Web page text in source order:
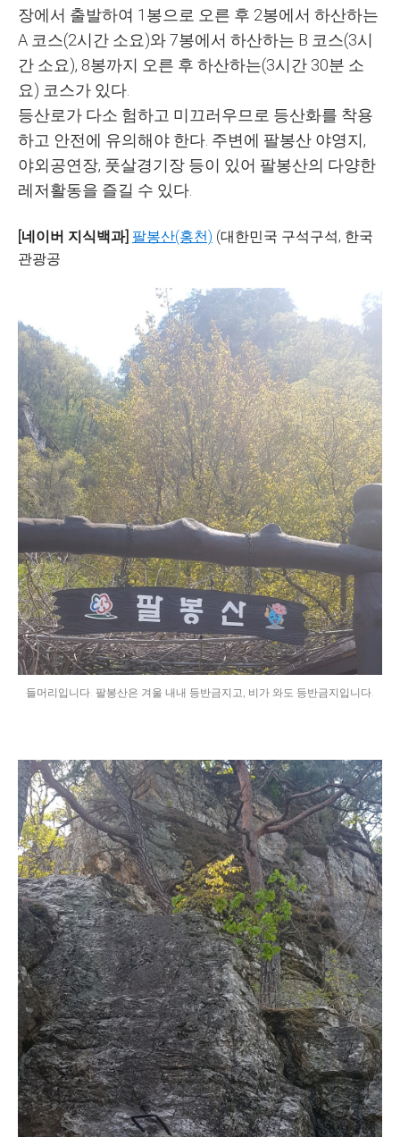
장에서 출발하여 1봉으로 오른 후 2봉에서 하산하는
A 코스(2시간 소요)와 7봉에서 하산하는 B 코스(3시
간 소요), 8봉까지 오른 후 하산하는(3시간 30분 소
요) 코스가 있다.
등산로가 다소 험하고 미끄러우므로 등산화를 착용
하고 안전에 유의해야 한다. 주변에 팔봉산 야영지,
야외공연장, 풋살경기장 등이 있어 팔봉산의 다양한
레저활동을 즐길 수 있다.
[네이버 지식백과] 팔봉산(홍천) (대한민국 구석구석, 한국
관광공
들머리입니다. 팔봉산은 겨울 내내 등반금지고, 비가 와도 등반금지입니다.